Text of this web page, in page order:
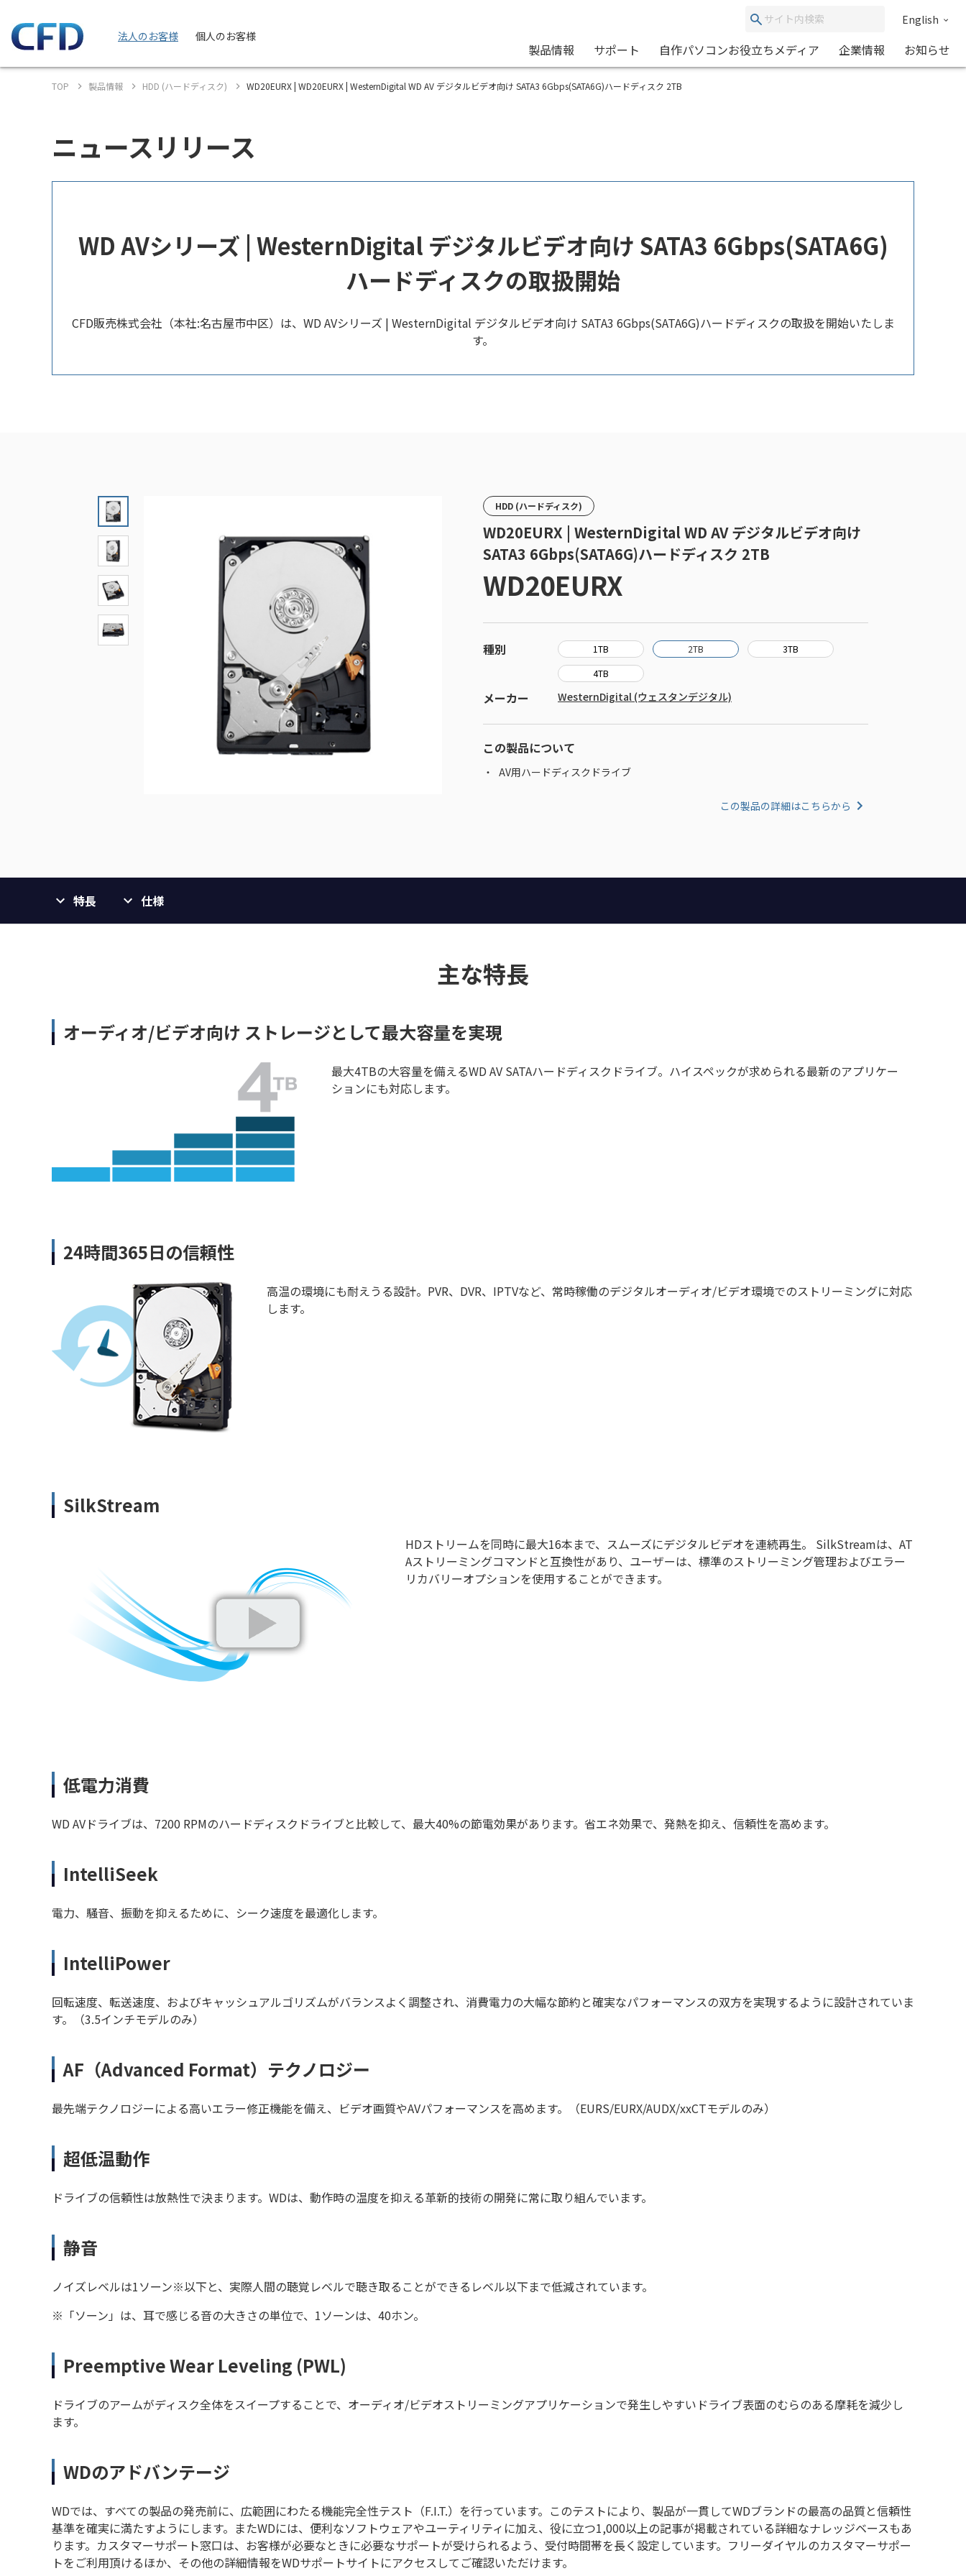
法人のお客様 個人のお客様
English
製品情報 サポート 自作パソコンお役立ちメディア 企業情報 お知らせ
TOP 製品情報 HDD (ハードディスク) WD20EURX | WD20EURX | WesternDigital WD AV デジタルビデオ向け SATA3 6Gbps(SATA6G)ハードディスク 2TB
ニュースリリース
WD AVシリーズ | WesternDigital デジタルビデオ向け SATA3 6Gbps(SATA6G)
ハードディスクの取扱開始
CFD販売株式会社（本社:名古屋市中区）は、WD AVシリーズ | WesternDigital デジタルビデオ向け SATA3 6Gbps(SATA6G)ハードディスクの取扱を開始いたしま
す。
HDD (ハードディスク)
WD20EURX | WesternDigital WD AV デジタルビデオ向け
SATA3 6Gbps(SATA6G)ハードディスク 2TB
WD20EURX
種別 1TB 2TB
3TB
4TB
メーカー WesternDigital (ウェスタンデジタル)
この製品について
AV用ハードディスクドライブ
この製品の詳細はこちらから
特長 仕様
主な特長
オーディオ/ビデオ向け ストレージとして最大容量を実現
最大4TBの大容量を備えるWD AV SATAハードディスクドライブ。ハイスペックが求められる最新のアプリケー
ションにも対応します。
24時間365日の信頼性
高温の環境にも耐えうる設計。PVR、DVR、IPTVなど、常時稼働のデジタルオーディオ/ビデオ環境でのストリーミングに対応
します。
SilkStream
HDストリームを同時に最大16本まで、スムーズにデジタルビデオを連続再生。 SilkStreamは、AT
Aストリーミングコマンドと互換性があり、ユーザーは、標準のストリーミング管理およびエラー
リカバリーオプションを使用することができます。
低電力消費
WD AVドライブは、7200 RPMのハードディスクドライブと比較して、最大40%の節電効果があります。省エネ効果で、発熱を抑え、信頼性を高めます。
IntelliSeek
電力、騒音、振動を抑えるために、シーク速度を最適化します。
IntelliPower
回転速度、転送速度、およびキャッシュアルゴリズムがバランスよく調整され、消費電力の大幅な節約と確実なパフォーマンスの双方を実現するように設計されていま
す。（3.5インチモデルのみ）
AF（Advanced Format）テクノロジー
最先端テクノロジーによる高いエラー修正機能を備え、ビデオ画質やAVパフォーマンスを高めます。（EURS/EURX/AUDX/xxCTモデルのみ）
超低温動作
ドライブの信頼性は放熱性で決まります。WDは、動作時の温度を抑える革新的技術の開発に常に取り組んでいます。
静音
ノイズレベルは1ソーン※以下と、実際人間の聴覚レベルで聴き取ることができるレベル以下まで低減されています。
※「ソーン」は、耳で感じる音の大きさの単位で、1ソーンは、40ホン。
Preemptive Wear Leveling (PWL)
ドライブのアームがディスク全体をスイープすることで、オーディオ/ビデオストリーミングアプリケーションで発生しやすいドライブ表面のむらのある摩耗を減少し
ます。
WDのアドバンテージ
WDでは、すべての製品の発売前に、広範囲にわたる機能完全性テスト（F.I.T.）を行っています。このテストにより、製品が一貫してWDブランドの最高の品質と信頼性
基準を確実に満たすようにします。またWDには、便利なソフトウェアやユーティリティに加え、役に立つ1,000以上の記事が掲載されている詳細なナレッジベースもあ
ります。カスタマーサポート窓口は、お客様が必要なときに必要なサポートが受けられるよう、受付時間帯を長く設定しています。フリーダイヤルのカスタマーサポー
トをご利用頂けるほか、その他の詳細情報をWDサポートサイトにアクセスしてご確認いただけます。